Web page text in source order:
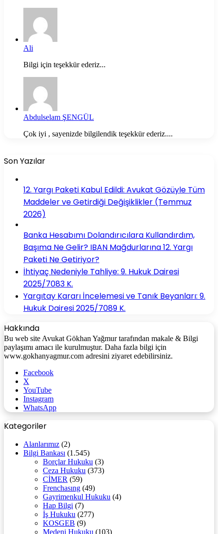
Ali
Bilgi için teşekkür ederiz...
Abdulselam ŞENGÜL
Çok iyi , sayenizde bilgilendik teşekkür ederiz....
Son Yazılar
12. Yargı Paketi Kabul Edildi: Avukat Gözüyle Tüm
Maddeler ve Getirdiği Değişiklikler (Temmuz
2026)
Banka Hesabımı Dolandırıcılara Kullandırdım,
Başıma Ne Gelir? IBAN Mağdurlarına 12. Yargı
Paketi Ne Getiriyor?
İhtiyaç Nedeniyle Tahliye: 9. Hukuk Dairesi
2025/7083 K.
Yargıtay Kararı İncelemesi ve Tanık Beyanları: 9.
Hukuk Dairesi 2025/7089 K.
Hakkında
Bu web site Avukat Gökhan Yağmur tarafından makale & Bilgi
paylaşımı amacı ile kurulmuştur. Daha fazla bilgi için
www.gokhanyagmur.com adresini ziyaret edebilirsiniz.
Facebook
X
YouTube
Instagram
WhatsApp
Kategoriler
Alanlarımız (2)
Bilgi Bankası (1.545)
Borçlar Hukuku (3)
Ceza Hukuku (373)
CİMER (59)
Frenchasıng (49)
Gayrimenkul Hukuku (4)
Hap Bilgi (7)
İş Hukuku (277)
KOSGEB (9)
Medeni Hukuku (103)